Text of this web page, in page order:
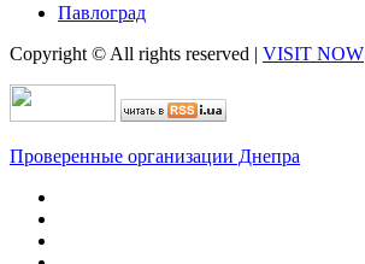
Павлоград
Copyright © All rights reserved | VISIT NOW
Проверенные организации Днепра